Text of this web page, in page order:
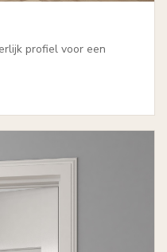
profiel voor een